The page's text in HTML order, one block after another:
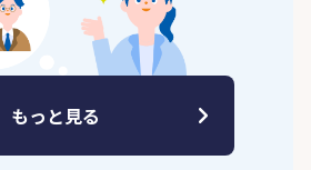
もっと見る